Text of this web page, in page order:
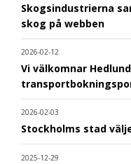
Skogsindustrierna
skog på webben
2026-02-12
Vi välkomnar
2026-02-03
Stockholms stad
2025-12-29